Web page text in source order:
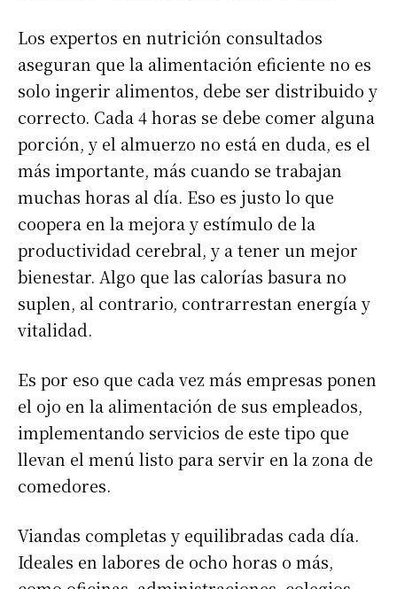
Los expertos en nutrición consultados
aseguran que la alimentación eficiente no es
solo ingerir alimentos, debe ser distribuido y
correcto. Cada 4 horas se debe comer alguna
porción, y el almuerzo no está en duda, es el
más importante, más cuando se trabajan
muchas horas al día. Eso es justo lo que
coopera en la mejora y estímulo de la
productividad cerebral, y a tener un mejor
bienestar. Algo que las calorías basura no
suplen, al contrario, contrarrestan energía y
vitalidad.
Es por eso que cada vez más empresas ponen
el ojo en la alimentación de sus empleados,
implementando servicios de este tipo que
llevan el menú listo para servir en la zona de
comedores.
Viandas completas y equilibradas cada día.
Ideales en labores de ocho horas o más,